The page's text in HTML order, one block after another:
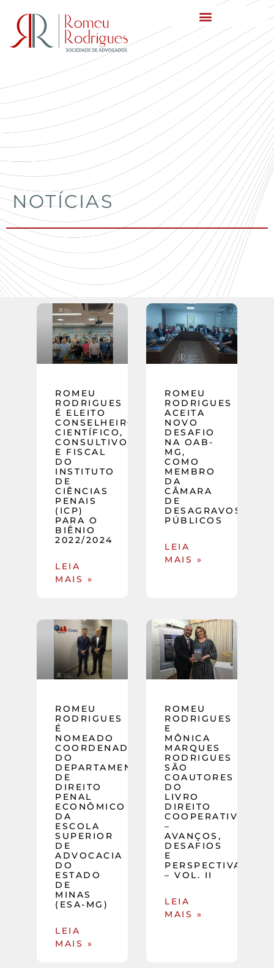
NOTÍCIAS
ROMEU
RODRIGUES
É ELEITO
CONSELHEIRO
CIENTÍFICO,
CONSULTIVO
E FISCAL
DO
INSTITUTO
DE
CIÊNCIAS
PENAIS
(ICP)
PARA O
BIÊNIO
2022/2024
LEIA
MAIS »
ROMEU
RODRIGUES
ACEITA
NOVO
DESAFIO
NA OAB-
MG,
COMO
MEMBRO
DA
CÂMARA
DE
DESAGRAVOS
PÚBLICOS
LEIA
MAIS »
ROMEU
RODRIGUES
É
NOMEADO
COORDENADOR
DO
DEPARTAMENTO
DE
DIREITO
PENAL
ECONÔMICO
DA
ESCOLA
SUPERIOR
DE
ADVOCACIA
DO
ESTADO
DE
MINAS
(ESA-MG)
LEIA
MAIS »
ROMEU
RODRIGUES
E
MÔNICA
MARQUES
RODRIGUES
SÃO
COAUTORES
DO
LIVRO
DIREITO
COOPERATIVO
–
AVANÇOS,
DESAFIOS
E
PERSPECTIVAS
– VOL. II
LEIA
MAIS »